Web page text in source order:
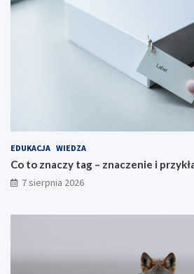
EDUKACJA WIEDZA
Co to znaczy tag – znaczenie i
7 sierpnia 2026